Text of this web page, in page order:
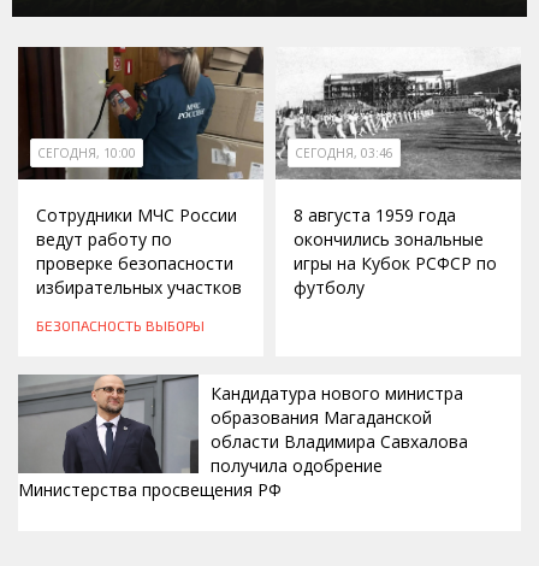
СЕГОДНЯ, 10:00
Сотрудники МЧС России
ведут работу по
проверке безопасности
избирательных участков
БЕЗОПАСНОСТЬ ВЫБОРЫ
СЕГОДНЯ, 03:46
8 августа 1959 года
окончились зональные
игры на Кубок РСФСР по
футболу
Кандидатура нового министра
образования Магаданской
области Владимира Савхалова
получила одобрение
Министерства просвещения РФ